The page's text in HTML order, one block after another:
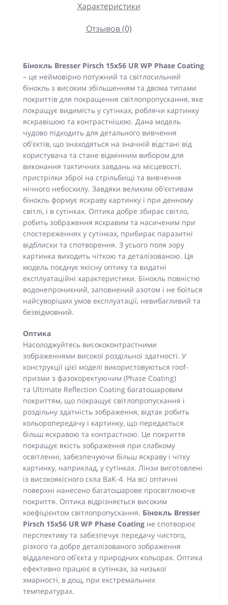
Характеристики
Отзывов (0)
Бінокль Bresser Pirsch 15x56 UR WP Phase Coating
– це неймовірно потужний та світлосильний
бінокль з високим збільшенням та двома типами
покриттів для покращення світлопропускання, яке
покращує видимість у сутінках, роблячи картинку
яскравішою та контрастнішою. Дана модель
чудово підходить для детального вивчення
об'єктів, що знаходяться на значній відстані від
користувача та стане відмінним вибором для
виконання тактичних завдань на місцевості,
пристрілки зброї на стрільбищі та вивчення
нічного небосхилу. Завдяки великим об'єктивам
бінокль формує яскраву картинку і при денному
світлі, і в сутінках. Оптика добре збирає світло,
робить зображення яскравим та насиченим при
спостереженнях у сутінках, прибирає паразитні
відблиски та спотворення. З усього поля зору
картинка виходить чіткою та деталізованою. Ця
модель поєднує якісну оптику та видатні
експлуатаційні характеристики. Бінокль повністю
водонепроникний, заповнений азотом і не боїться
найсуворіших умов експлуатації, невибагливий та
безвідмовний.
Оптика
Насолоджуйтесь висококонтрастними
зображеннями високої роздільної здатності. У
конструкції цієї моделі використовуються roof-
призми з фазокоректуючим (Phase Coating)
та Ultimate Reflection Coating багатошаровим
покриттям, що покращує світлопропускання і
роздільну здатність зображення, відтак робить
кольоропередачу і картинку, що передається
більш яскравою та контрастною. Це покриття
покращує якість зображення при слабкому
освітленні, забезпечуючи більш яскраву і чітку
картинку, наприклад, у сутінках. Лінзи виготовлені
із високоякісного скла BaK-4. На всі оптичні
поверхні нанесено багатошарове просвітлююче
покриття. Оптика відрізняється високим
коефіцієнтом світлопропускання. Бінокль Bresser
Pirsch 15x56 UR WP Phase Coating не спотворює
перспективу та забезпечує передачу чистого,
різкого та добре деталізованого зображення
віддаленого об'єкта у природних кольорах. Оптика
ефективно працює в сутінках, за низької
хмарності, в дощ, при екстремальних
температурах.